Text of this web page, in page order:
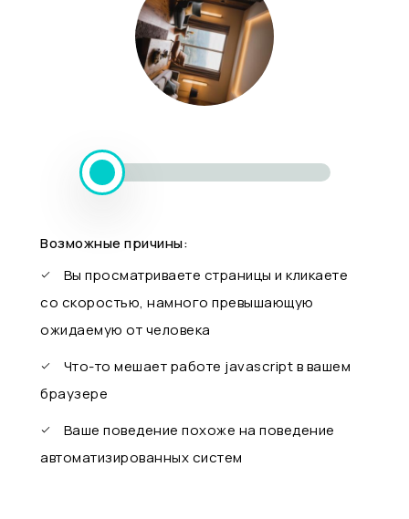
Возможные причины:
Вы просматриваете страницы и кликаете
со скоростью, намного превышающую
ожидаемую от человека
Что-то мешает работе javascript в вашем
браузере
Ваше поведение похоже на поведение
автоматизированных систем